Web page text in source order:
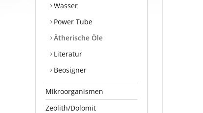
Wasser
Power Tube
Ätherische Öle
Literatur
Beosigner
Mikroorganismen
Zeolith/Dolomit